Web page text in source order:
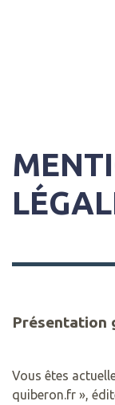
Présentation
Vous êtes
quiberon.fr »,